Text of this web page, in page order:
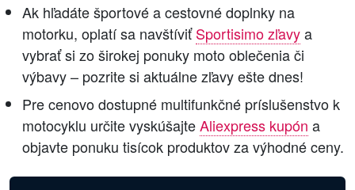
Ak hľadáte športové a cestovné doplnky na
motorku, oplatí sa navštíviťSportisimo zľavya
vybrať si zo širokej ponuky moto oblečenia či
výbavy – pozrite si aktuálne zľavy ešte dnes!
Pre cenovo dostupné multifunkčné príslušenstvo k
motocyklu určite vyskúšajteAliexpress kupón a
objavte ponuku tisícok produktov za výhodné ceny.